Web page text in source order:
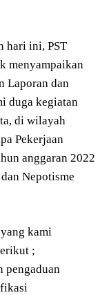
hari ini, PST
menyampaikan
Laporan dan
duga kegiatan
di wilayah
Pekerjaan
anggaran 2022
Nepotisme
kami
;
pengaduan